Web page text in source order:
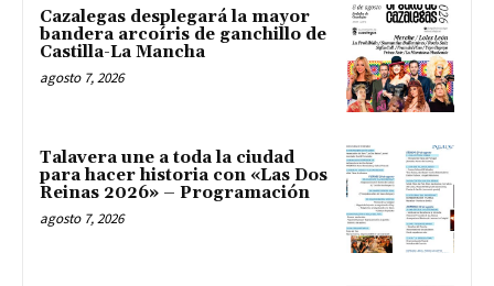
Cazalegas desplegará la mayor
bandera arcoíris de ganchillo de
Castilla-La Mancha
agosto 7, 2026
Talavera une a toda la ciudad
para hacer historia con «Las Dos
Reinas 2026» – Programación
agosto 7, 2026